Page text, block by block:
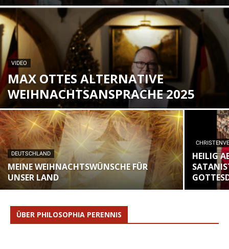
VIDEO
MAX OTTES ALTERNATIVE
WEIHNACHTSANSPRACHE 2025
DEUTSCHLAND
MEINE WEIHNACHTSWÜNSCHE FÜR
UNSER LAND
HEILIG
ÜBER PHILOSOPHIA PERENNIS